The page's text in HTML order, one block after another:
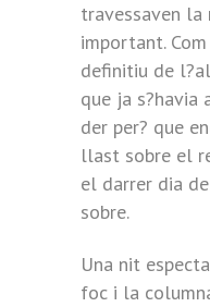
travessaven la
important.
definitiu de
que ja s?havia
der per? que
llast sobre el
el darrer dia
sobre.
Una nit
foc i la